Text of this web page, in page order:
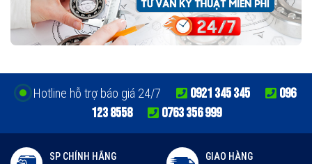
Hotline hỗ trợ báo giá 24/7 0921 345 345
096
123 8558
0763 356 999
SP CHÍNH HÃNG
GIAO HÀNG